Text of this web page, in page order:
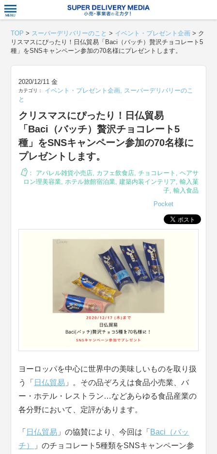
TOP > スーパーデリバリーのこと > イベント・プレゼント企画 > ク
リスマスにぴったり！日仏貿易「Baci（バッチ）贅沢チョコレート5
種」をSNSキャンペーン参加の70名様にプレゼントします。
2020/12/11 金
カテゴリ： イベント・プレゼント企画, スーパーデリバリーのこ
と
クリスマスにぴったり！日仏貿易
「Baci（バッチ）贅沢チョコレート5
種」をSNSキャンペーン参加の70名様に
プレゼントします。
： アパレル雑貨小売店, カフェ飲食店, チョコレート , ヘアサ
ロン理美容業, ホテル旅館宿泊業, 建築内装インテリア, 輸入菓
子, 輸入食品
Pocket
ヨーロッパを中心に世界中の美味しいものを取り扱
う「 日仏貿易 」。その品ぞろえは食品小売業、バ
ー・ホテル・レストラン…などあらゆる食品産業の
各分野において、定評があります。
「 日仏貿易 」の協賛により、今回は「 Baci（バッ
チ）
」のチョコレート5種類をSNSキャンペーン参